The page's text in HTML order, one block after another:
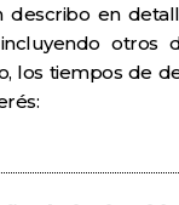
describo en
incluyendo otros
los tiempos de